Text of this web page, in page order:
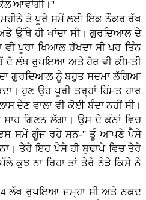
ਆਵਾਂਗੀ।''
ਤੇ ਪੂਰੇ ਸਮੇਂ ਲਈ ਇਕ ਨੌਕਰ ਰੱਖ
ਉੱਥੇ ਹੀ ਖਾਂਦਾ ਸੀ। ਗੁਰਦਿਆਲ ਦੇ
ਪੂਰਾ ਖਿਆਲ ਰੱਖਦਾ ਸੀ ਪਰ ਤਿੰਨ
ਦੋ ਲੱਖ ਰੁਪਇਆ ਅਤੇ ਹੋਰ ਵੀ ਕੀਮਤੀ
ਗੁਰਦਿਆਲ ਨੂੰ ਬਹੁਤ ਸਦਮਾ ਲੱਗਿਆ
ਹੁਣ ਉਹ ਪੂਰੀ ਤਰ੍ਹਾਂ ਹਿੰਮਤ ਹਾਰ
ਦੇਣ ਵਾਲਾ ਵੀ ਕੋਈ ਬੰਦਾ ਨਹੀਂ ਸੀ।
ਗਿਣਨ ਲੱਗਾ। ਉਸ ਦੇ ਕੰਨਾਂ ਵਿਚ
ਸਮੇਂ ਗੂੰਜ ਰਹੇ ਸਨ-'' ਤੂੰ ਆਪਣੇ ਪੈਸੇ
ਤੇਰੇ ਇਹ ਪੈਸੇ ਹੀ ਬੁਢਾਪੇ ਵਿਚ ਤੇਰੇ
ਕੁਝ ਨਾ ਰਿਹਾ ਤਾਂ ਤੇਰੇ ਨੇੜੇ ਕਿਸੇ ਨੇ
ਲੱਖ ਰੁਪਇਆ ਜਮ੍ਹਾ ਸੀ ਅਤੇ ਨਕਦ